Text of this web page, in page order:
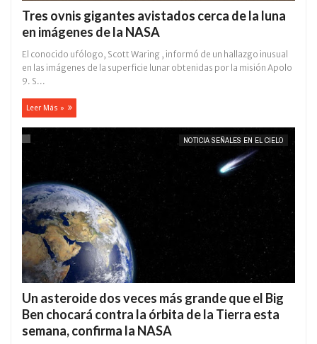
Tres ovnis gigantes avistados cerca de la luna
en imágenes de la NASA
El conocido ufólogo, Scott Waring , informó de un hallazgo inusual
en las imágenes de la superficie lunar obtenidas por la misión Apolo
9. S...
Leer Más »
NOTICIA SEÑALES EN EL CIELO
Un asteroide dos veces más grande que el Big
Ben chocará contra la órbita de la Tierra esta
semana, confirma la NASA